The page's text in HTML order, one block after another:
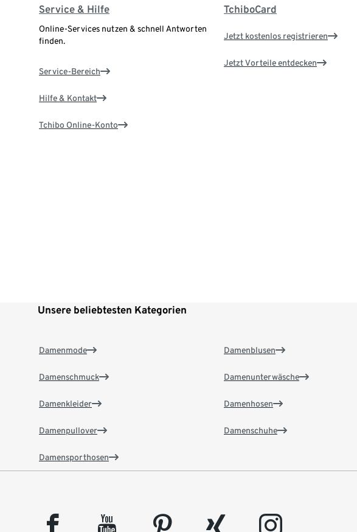
Service & Hilfe
Online-Services nutzen & schnell Antworten
finden.
Service-Bereich
Hilfe & Kontakt
Tchibo Online-Konto
TchiboCard
Jetzt kostenlos registrieren
Jetzt Vorteile entdecken
Unsere beliebtesten Kategorien
Damenmode
Damenschmuck
Damenkleider
Damenpullover
Damensporthosen
Damenblusen
Damenunterwäsche
Damenhosen
Damenschuhe
facebook youtube pinterest xing instagram